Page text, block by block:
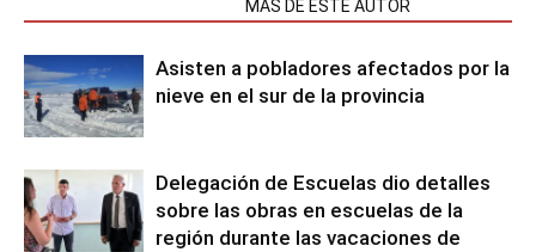
MÁS DE ESTE AUTOR
Asisten a pobladores afectados por la
nieve en el sur de la provincia
Delegación de Escuelas dio detalles
sobre las obras en escuelas de la
región durante las vacaciones de